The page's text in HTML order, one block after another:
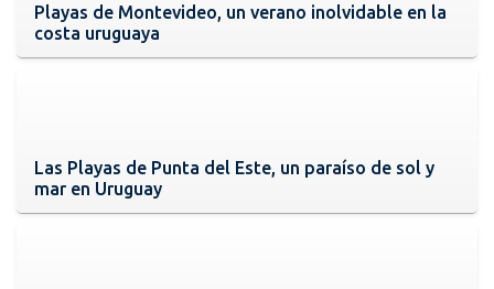
Playas de Montevideo, un verano inolvidable en la
costa uruguaya
Las Playas de Punta del Este, un paraíso de sol y
mar en Uruguay